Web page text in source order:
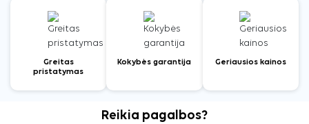
Greitas
pristatymas
Kokybės garantija Geriausios kainos
Reikia pagalbos?